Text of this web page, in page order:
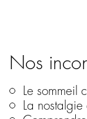
Nos
Le sommeil
La